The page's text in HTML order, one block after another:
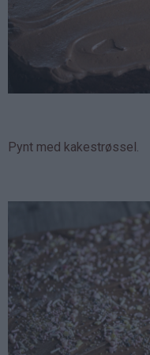
Pynt med kakestrøssel.